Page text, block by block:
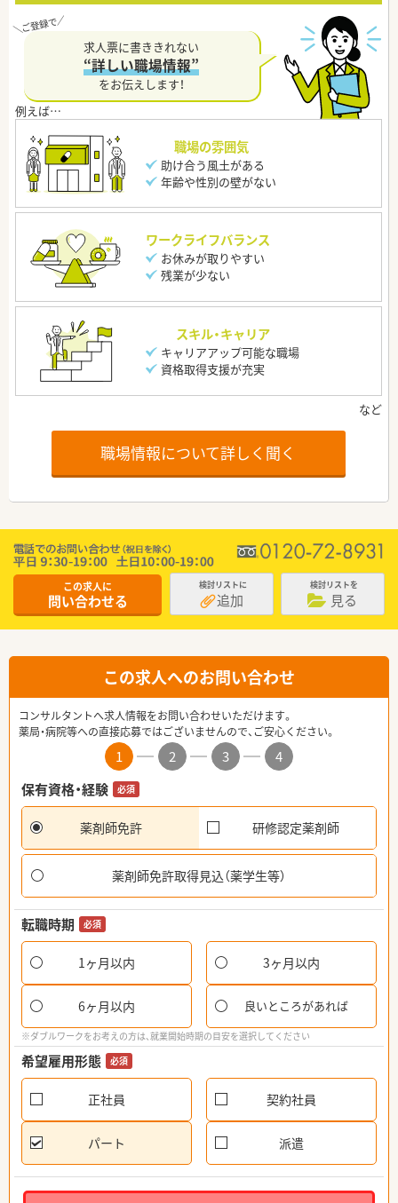
求人票に書ききれない
“詳しい職場情報”
をお伝えします！
職場の雰囲気
助け合う風土がある
年齢や性別の壁がない
ワークライフバランス
お休みが取りやすい
残業が少ない
スキル・キャリア
キャリアアップ可能な職場
資格取得支援が充実
職場情報について詳しく聞く
この求人に
問い合わせる
検討リストに
追加
検討リストを
見る
この求人へのお問い合わせ
コンサルタントへ求人情報をお問い合わせいただけます。
薬局・病院等への直接応募ではございませんので、ご安心ください。
1 2 3
4
保有資格・経験
必須
薬剤師免許 研修認定薬剤師
薬剤師免許取得見込（薬学生等）
転職時期 必須
1ヶ月以内 3ヶ月以内
6ヶ月以内 良いところがあれば
※ダブルワークをお考えの方は、就業開始時期の目安を選択してください
希望雇用形態 必須
正社員 契約社員
パート 派遣